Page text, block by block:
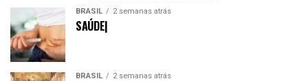
BRASIL 2 semanas atrás
SAÚDE|
BRASIL 2 semanas atrás